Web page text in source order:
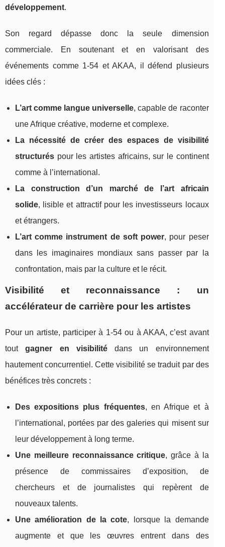
développement.
Son regard dépasse donc la seule dimension
commerciale. En soutenant et en valorisant des
événements comme 1‑54 et AKAA, il défend plusieurs
idées clés :
L’art comme langue universelle, capable de raconter
une Afrique créative, moderne et complexe.
La nécessité de créer des espaces de visibilité
structurés pour les artistes africains, sur le continent
comme à l’international.
La construction d’un marché de l’art africain
solide, lisible et attractif pour les investisseurs locaux
et étrangers.
L’art comme instrument de soft power, pour peser
dans les imaginaires mondiaux sans passer par la
confrontation, mais par la culture et le récit.
Visibilité et reconnaissance : un
accélérateur de carrière pour les artistes
Pour un artiste, participer à 1‑54 ou à AKAA, c’est avant
toutgagner en visibilitédans un environnement
hautement concurrentiel. Cette visibilité se traduit par des
bénéfices très concrets :
Des expositions plus fréquentes, en Afrique et à
l’international, portées par des galeries qui misent sur
leur développement à long terme.
Une meilleure reconnaissance critique, grâce à la
présence de commissaires d’exposition, de
chercheurs et de journalistes qui repèrent de
nouveaux talents.
Une amélioration de la cote, lorsque la demande
augmente et que les œuvres entrent dans des